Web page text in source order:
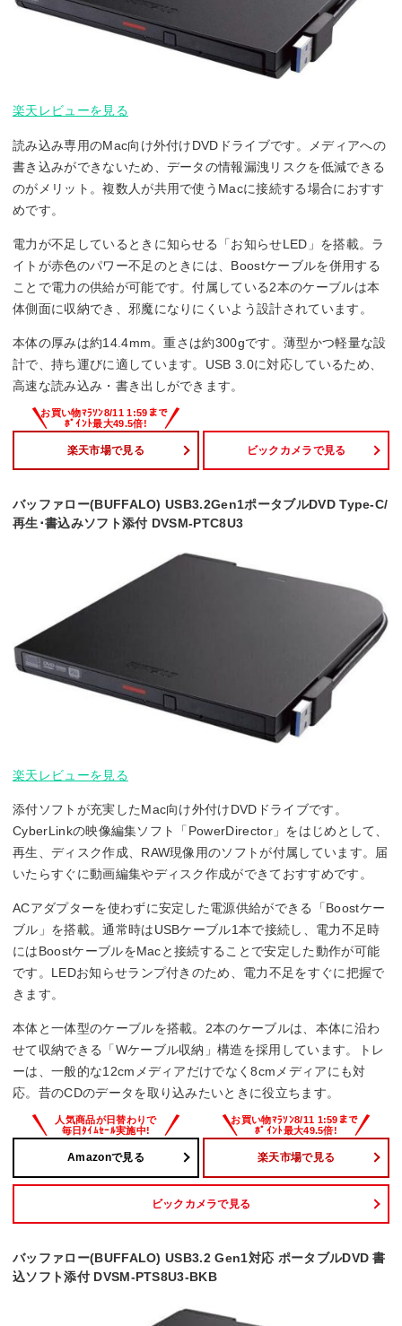
楽天レビューを見る
読み込み専用のMac向け外付けDVDドライブです。メディアへの
書き込みができないため、データの情報漏洩リスクを低減できる
のがメリット。複数人が共用で使うMacに接続する場合におすす
めです。
電力が不足しているときに知らせる「お知らせLED」を搭載。ラ
イトが赤色のパワー不足のときには、Boostケーブルを併用する
ことで電力の供給が可能です。付属している2本のケーブルは本
体側面に収納でき、邪魔になりにくいよう設計されています。
本体の厚みは約14.4mm。重さは約300gです。薄型かつ軽量な設
計で、持ち運びに適しています。USB 3.0に対応しているため、
高速な読み込み・書き出しができます。
楽天市場で見る ビックカメラで見る
バッファロー(BUFFALO) USB3.2Gen1ポータブルDVD Type-C/
再生･書込みソフト添付 DVSM-PTC8U3
楽天レビューを見る
添付ソフトが充実したMac向け外付けDVDドライブです。
CyberLinkの映像編集ソフト「PowerDirector」をはじめとして、
再生、ディスク作成、RAW現像用のソフトが付属しています。届
いたらすぐに動画編集やディスク作成ができておすすめです。
ACアダプターを使わずに安定した電源供給ができる「Boostケー
ブル」を搭載。通常時はUSBケーブル1本で接続し、電力不足時
にはBoostケーブルをMacと接続することで安定した動作が可能
です。LEDお知らせランプ付きのため、電力不足をすぐに把握で
きます。
本体と一体型のケーブルを搭載。2本のケーブルは、本体に沿わ
せて収納できる「Wケーブル収納」構造を採用しています。トレ
ーは、一般的な12cmメディアだけでなく8cmメディアにも対
応。昔のCDのデータを取り込みたいときに役立ちます。
Amazonで見る 楽天市場で見る
ビックカメラで見る
バッファロー(BUFFALO) USB3.2 Gen1対応 ポータブルDVD 書
込ソフト添付 DVSM-PTS8U3-BKB